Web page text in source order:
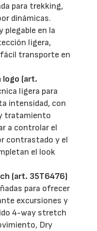
para trekking,
dinámicas.
en la
ligera,
transporte en
logo (art.
ligera para
intensidad, con
tratamiento
a controlar el
contrastado y el
el look
(art. 35T6476)
para ofrecer
excursiones y
4-way stretch
Dry